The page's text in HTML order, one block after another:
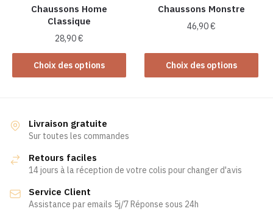
la
page
du
produit
la
page
produit
Chaussons Home
Classique
28,90€
Choix des options
Ce
produit
variations.
Les
peuvent
choisies
sur
Chaussons Monstre
46,90€
Choix des options
produit
a
être
Livraison gratuite
Sur toutes les commandes
Retours faciles
14 jours à la réception de votre colis pour changer d'avis
Service Client
Assistance par emails 5j/7 Réponse sous 24h